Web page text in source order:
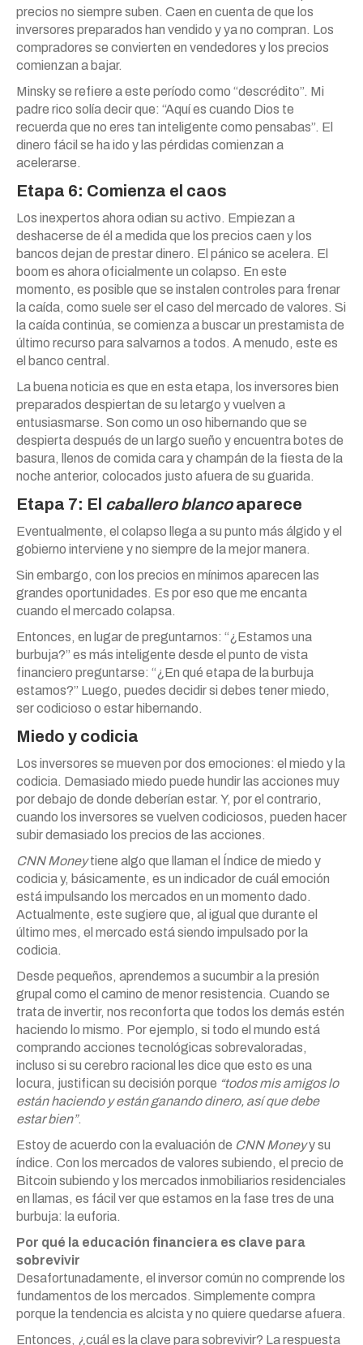
precios no siempre suben. Caen en cuenta de que los
inversores preparados han vendido y ya no compran. Los
compradores se convierten en vendedores y los precios
comienzan a bajar.
Minsky se refiere a este período como “descrédito”. Mi
padre rico solía decir que: “Aquí es cuando Dios te
recuerda que no eres tan inteligente como pensabas”. El
dinero fácil se ha ido y las pérdidas comienzan a
acelerarse.
Etapa 6: Comienza el caos
Los inexpertos ahora odian su activo. Empiezan a
deshacerse de él a medida que los precios caen y los
bancos dejan de prestar dinero. El pánico se acelera. El
boom es ahora oficialmente un colapso. En este
momento, es posible que se instalen controles para frenar
la caída, como suele ser el caso del mercado de valores. Si
la caída continúa, se comienza a buscar un prestamista de
último recurso para salvarnos a todos. A menudo, este es
el banco central.
La buena noticia es que en esta etapa, los inversores bien
preparados despiertan de su letargo y vuelven a
entusiasmarse. Son como un oso hibernando que se
despierta después de un largo sueño y encuentra botes de
basura, llenos de comida cara y champán de la fiesta de la
noche anterior, colocados justo afuera de su guarida.
Etapa 7: El caballero blancoaparece
Eventualmente, el colapso llega a su punto más álgido y el
gobierno interviene y no siempre de la mejor manera.
Sin embargo, con los precios en mínimos aparecen las
grandes oportunidades. Es por eso que me encanta
cuando el mercado colapsa.
Entonces, en lugar de preguntarnos: “¿Estamos una
burbuja?” es más inteligente desde el punto de vista
financiero preguntarse: “¿En qué etapa de la burbuja
estamos?” Luego, puedes decidir si debes tener miedo,
ser codicioso o estar hibernando.
Miedo y codicia
Los inversores se mueven por dos emociones: el miedo y la
codicia. Demasiado miedo puede hundir las acciones muy
por debajo de donde deberían estar. Y, por el contrario,
cuando los inversores se vuelven codiciosos, pueden hacer
subir demasiado los precios de las acciones.
CNN Moneytiene algo que llaman el Índice de miedo y
codicia y, básicamente, es un indicador de cuál emoción
está impulsando los mercados en un momento dado.
Actualmente, este sugiere que, al igual que durante el
último mes, el mercado está siendo impulsado por la
codicia.
Desde pequeños, aprendemos a sucumbir a la presión
grupal como el camino de menor resistencia. Cuando se
trata de invertir, nos reconforta que todos los demás estén
haciendo lo mismo. Por ejemplo, si todo el mundo está
comprando acciones tecnológicas sobrevaloradas,
incluso si su cerebro racional les dice que esto es una
locura, justifican su decisión porque “todos mis amigos lo
están haciendo y están ganando dinero, así que debe
estar bien”.
Estoy de acuerdo con la evaluación de CNN Moneyy su
índice. Con los mercados de valores subiendo, el precio de
Bitcoin subiendo y los mercados inmobiliarios residenciales
en llamas, es fácil ver que estamos en la fase tres de una
burbuja: la euforia.
Por qué la educación financiera es clave para
sobrevivir
Desafortunadamente, el inversor común no comprende los
fundamentos de los mercados. Simplemente compra
porque la tendencia es alcista y no quiere quedarse afuera.
Entonces, ¿cuál es la clave para sobrevivir? La respuesta